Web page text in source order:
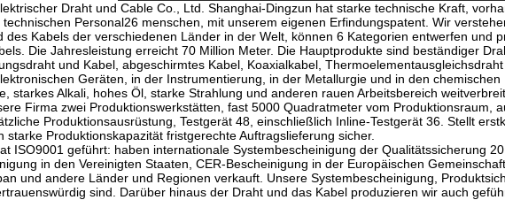
Draht und Cable Co., Ltd. Shanghai-Dingzun hat starke technische Kraft,
technischen Personal26 menschen, mit unserem eigenen Erfindungspatent. Wir
des Kabels der verschiedenen Länder in der Welt, können 6 Kategorien entwerfen und
Die Jahresleistung erreicht 70 Million Meter. Die Hauptprodukte sind beständiger
und Kabel, abgeschirmtes Kabel, Koaxialkabel,
Geräten, in der Instrumentierung, in der Metallurgie und in den
starkes Alkali, hohes Öl, starke Strahlung und anderen rauen Arbeitsbereich
Firma zwei Produktionswerkstätten, fast 5000 Quadratmeter vom Produktionsraum,
Produktionsausrüstung, Testgerät 48, einschließlich Inline-Testgerät 36. Stellt
starke Produktionskapazität fristgerechte Auftragslieferung sicher.
ISO9001 geführt: haben internationale Systembescheinigung der Qualitätssicherung
in den Vereinigten Staaten, CER-Bescheinigung in der Europäischen
und andere Länder und Regionen verkauft. Unsere Systembescheinigung,
sind. Darüber hinaus der Draht und das Kabel produzieren wir auch